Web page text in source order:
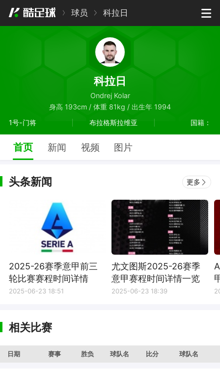
球员 科拉日
科拉日
Ondrej Kolar
身高 193cm / 体重 81kg / 出生年 1994
1号-门将
布拉格斯拉维亚 国籍：
首页 新闻 视频 图片
头条新闻 更多
2025-26赛季意甲前三
轮比赛赛程时间详情
2025-06-23 18:51
尤文图斯2025-26赛季
意甲赛程时间详情一览
2025-06-23 18:39
相关比赛
日期 赛事 胜负 球队名 比分 球队名